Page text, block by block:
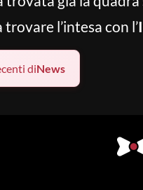
l’intesa con l’
diNews